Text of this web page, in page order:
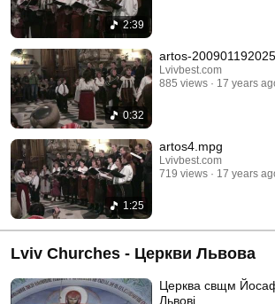
2:39
0:32
artos-
Lvivbest.com
885 views
17 years
1:25
artos4.mpg
Lvivbest.com
719 views
17 years
Lviv Churches - Церкви Львова
Церква свщм
Львові